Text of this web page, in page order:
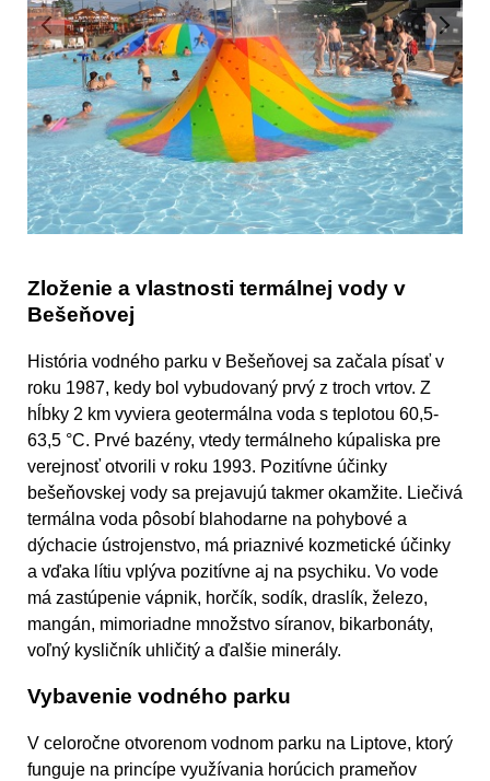
Zloženie a vlastnosti termálnej vody v
Bešeňovej
História vodného parku v Bešeňovej sa začala písať v
roku 1987, kedy bol vybudovaný prvý z troch vrtov. Z
hĺbky 2 km vyviera geotermálna voda s teplotou 60,5-
63,5 °C. Prvé bazény, vtedy termálneho kúpaliska pre
verejnosť otvorili v roku 1993. Pozitívne účinky
bešeňovskej vody sa prejavujú takmer okamžite. Liečivá
termálna voda pôsobí blahodarne na pohybové a
dýchacie ústrojenstvo, má priaznivé kozmetické účinky
a vďaka lítiu vplýva pozitívne aj na psychiku. Vo vode
má zastúpenie vápnik, horčík, sodík, draslík, železo,
mangán, mimoriadne množstvo síranov, bikarbonáty,
voľný kysličník uhličitý a ďalšie minerály.
Vybavenie vodného parku
V celoročne otvorenom vodnom parku na Liptove, ktorý
funguje na princípe využívania horúcich prameňov